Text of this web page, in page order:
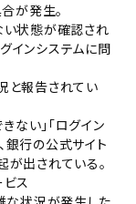
が発生。
い状態が確認され
インシステムに問
と報告されてい
ない」「ログイン
銀行の公式サイト
が出されている。
ス